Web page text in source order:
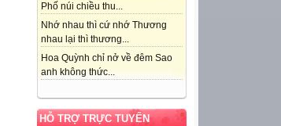
Phố núi chiều thu...
Nhớ nhau thì cứ nhớ Thương
nhau lại thì thương...
Hoa Quỳnh chỉ nở về đêm Sao
anh không thức...
HỖ TRỢ TRỰC TUYẾN